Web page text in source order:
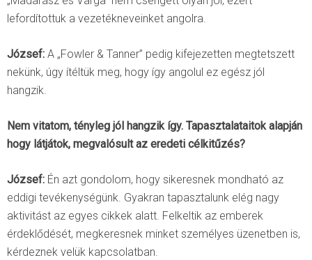
lefordítottuk a vezetékneveinket angolra.
József: A „Fowler & Tanner” pedig kifejezetten megtetszett
nekünk, úgy ítéltük meg, hogy így angolul ez egész jól
hangzik.
Nem vitatom, tényleg jól hangzik így. Tapasztalataitok alapján
hogy látjátok, megvalósult az eredeti célkitűzés?
József: Én azt gondolom, hogy sikeresnek mondható az
eddigi tevékenységünk. Gyakran tapasztalunk elég nagy
aktivitást az egyes cikkek alatt. Felkeltik az emberek
érdeklődését, megkeresnek minket személyes üzenetben is,
kérdeznek velük kapcsolatban.